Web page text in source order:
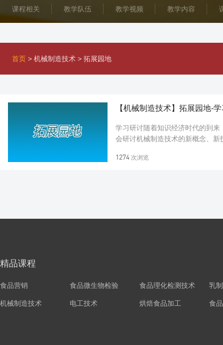
课程相关 教学队伍 教学视频 教学内容
首页 > 机械制造技术 > 拓展园地
【机械制造技术】拓展园地-
学习研讨随着知识经济时代的到
会研讨机械制造技术的新概念、
1274 次浏览
精品课程
食品营销 食品微生物检验 食品理化检测技术 乳
机械制造技术 电工技术 烘焙食品加工 食